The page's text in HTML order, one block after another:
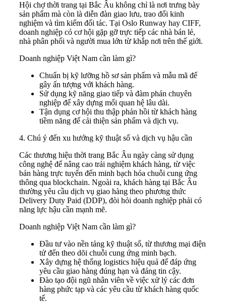
Hội chợ thời trang tại Bắc Âu không chỉ là nơi trưng bày
sản phẩm mà còn là diễn đàn giao lưu, trao đổi kinh
nghiệm và tìm kiếm đối tác. Tại Oslo Runway hay CIFF,
doanh nghiệp có cơ hội gặp gỡ trực tiếp các nhà bán lẻ,
nhà phân phối và người mua lớn từ khắp nơi trên thế giới.
Doanh nghiệp Việt Nam cần làm gì?
Chuẩn bị kỹ lưỡng hồ sơ sản phẩm và mẫu mã để
gây ấn tượng với khách hàng.
Sử dụng kỹ năng giao tiếp và đàm phán chuyên
nghiệp để xây dựng mối quan hệ lâu dài.
Tận dụng cơ hội thu thập phản hồi từ khách hàng
tiềm năng để cải thiện sản phẩm và dịch vụ.
4. Chú ý đến xu hướng kỹ thuật số và dịch vụ hậu cần
Các thương hiệu thời trang Bắc Âu ngày càng sử dụng
công nghệ để nâng cao trải nghiệm khách hàng, từ việc
bán hàng trực tuyến đến minh bạch hóa chuỗi cung ứng
thông qua blockchain. Ngoài ra, khách hàng tại Bắc Âu
thường yêu cầu dịch vụ giao hàng theo phương thức
Delivery Duty Paid (DDP), đòi hỏi doanh nghiệp phải có
năng lực hậu cần mạnh mẽ.
Doanh nghiệp Việt Nam cần làm gì?
Đầu tư vào nền tảng kỹ thuật số, từ thương mại điện
tử đến theo dõi chuỗi cung ứng minh bạch.
Xây dựng hệ thống logistics hiệu quả để đáp ứng
yêu cầu giao hàng đúng hạn và đáng tin cậy.
Đào tạo đội ngũ nhân viên về việc xử lý các đơn
hàng phức tạp và các yêu cầu từ khách hàng quốc
tế.